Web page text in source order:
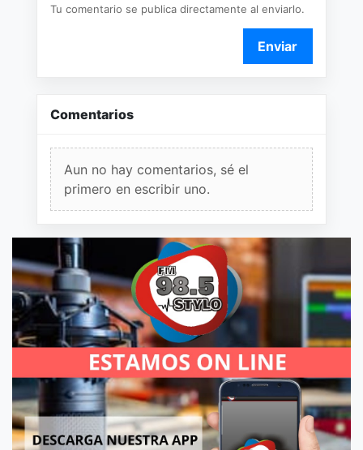
Tu comentario se publica directamente al enviarlo.
Enviar
Comentarios
Aun no hay comentarios, sé el
primero en escribir uno.